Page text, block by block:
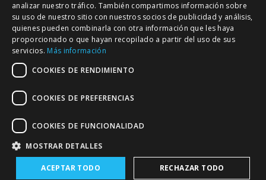
VALLADOLID DEPORTIVO
Colaboración Contacto
Política de Privacidad
analizar nuestro tráfico. También compartimos información sobre
su uso de nuestro sitio con nuestros socios de publicidad y análisis,
quienes pueden combinarla con otra información que les haya
proporcionado o que hayan recopilado a partir del uso de sus
servicios. Más información
COOKIES DE RENDIMIENTO
COOKIES DE PREFERENCIAS
COOKIES DE FUNCIONALIDAD
MOSTRAR DETALLES
ACEPTAR TODO RECHAZAR TODO